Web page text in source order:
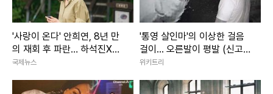
'사랑이 온다' 안희연, 8년 만
의 재회 후 파란… 하석진X윤
하빈 독대
국제뉴스
'통영 살인마'의 이상한 걸음
걸이... 오른발이 평발 (신고
금 1억)
위키트리